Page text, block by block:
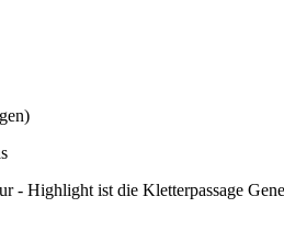
- Highlight ist die Kletterpassage